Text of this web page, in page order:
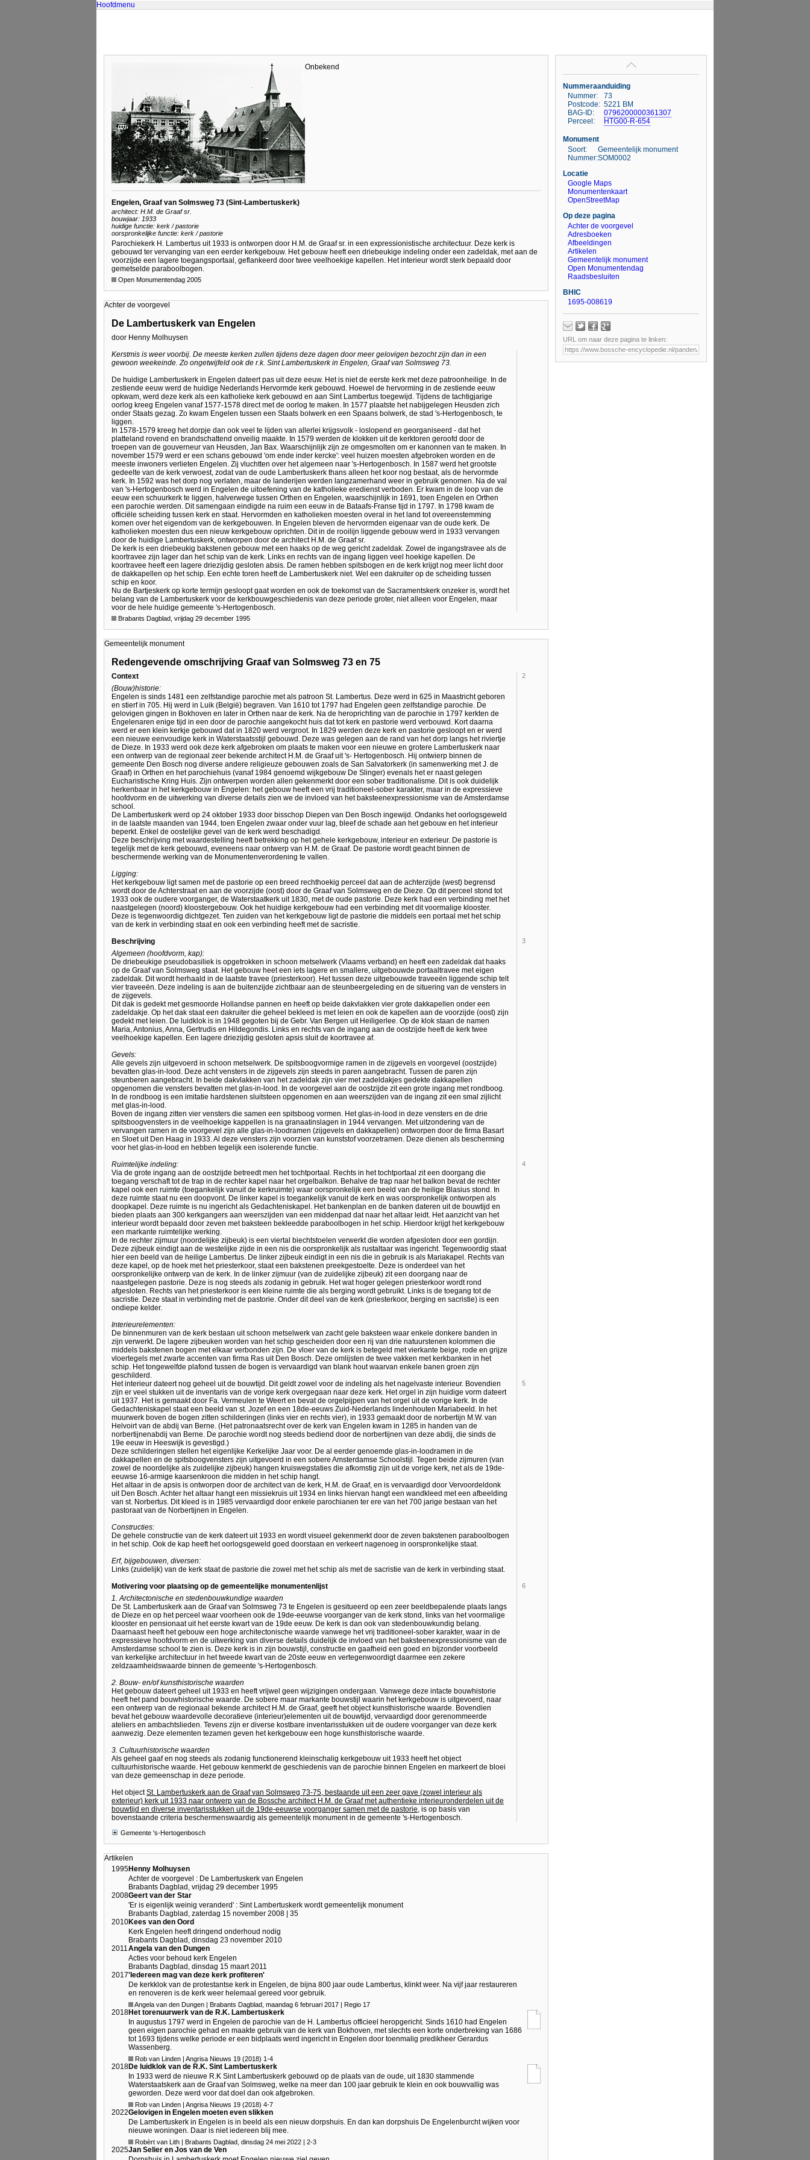
Hoofdmenu
Onbekend
Engelen, Graaf van Solmsweg 73 (Sint-Lambertuskerk)
architect: H.M. de Graaf sr.
bouwjaar: 1933
huidige functie: kerk / pastorie
oorspronkelijke functie: kerk / pastorie
Parochiekerk H. Lambertus uit 1933 is ontworpen door H.M. de Graaf sr. in een expressionistische architectuur. Deze kerk is
gebouwd ter vervanging van een eerder kerkgebouw. Het gebouw heeft een driebeukige indeling onder een zadeldak, met aan de
voorzijde een lagere toegangsportaal, geflankeerd door twee veelhoekige kapellen. Het interieur wordt sterk bepaald door
gemetselde paraboolbogen.
Open Monumentendag 2005
Achter de voorgevel
De Lambertuskerk van Engelen
door Henny Molhuysen
Kerstmis is weer voorbij. De meeste kerken zullen tijdens deze dagen door meer gelovigen bezocht zijn dan in een
gewoon weekeinde. Zo ongetwijfeld ook de r.k. Sint Lambertuskerk in Engelen, Graaf van Solmsweg 73.
De huidige Lambertuskerk in Engelen dateert pas uit deze eeuw. Het is niet de eerste kerk met deze patroonheilige. In de
zestiende eeuw werd de huidige Nederlands Hervormde kerk gebouwd. Hoewel de hervorming in de zestiende eeuw
opkwam, werd deze kerk als een katholieke kerk gebouwd en aan Sint Lambertus toegewijd. Tijdens de tachtigjarige
oorlog kreeg Engelen vanaf 1577-1578 direct met de oorlog te maken. In 1577 plaatste het nabijgelegen Heusden zich
onder Staats gezag. Zo kwam Engelen tussen een Staats bolwerk en een Spaans bolwerk, de stad 's-Hertogenbosch , te
liggen.
In 1578-1579 kreeg het dorpje dan ook veel te lijden van allerlei krijgsvolk - loslopend en georganiseerd - dat het
platteland rovend en brandschattend onveilig maakte. In 1579 werden de klokken uit de kerktoren geroofd door de
troepen van de gouverneur van Heusden, Jan Bax. Waarschijnlijk zijn ze omgesmolten om er kanonnen van te maken. In
november 1579 werd er een schans gebouwd 'om ende inder kercke': veel huizen moesten afgebroken worden en de
meeste inwoners verlieten Engelen. Zij vluchtten over het algemeen naar 's-Hertogenbosch. In 1587 werd het grootste
gedeelte van de kerk verwoest, zodat van de oude Lambertuskerk thans alleen het koor nog bestaat, als de hervormde
kerk. In 1592 was het dorp nog verlaten, maar de landerijen werden langzamerhand weer in gebruik genomen. Na de val
van 's-Hertogenbosch werd in Engelen de uitoefening van de katholieke eredienst verboden. Er kwam in de loop van de
eeuw een schuurkerk te liggen, halverwege tussen Orthen en Engelen, waarschijnlijk in 1691, toen Engelen en Orthen
een parochie werden. Dit samengaan eindigde na ruim een eeuw in de Bataafs-Franse tijd in 1797. In 1798 kwam de
officiële scheiding tussen kerk en staat. Hervormden en katholieken moesten overal in het land tot overeenstemming
komen over het eigendom van de kerkgebouwen. In Engelen bleven de hervormden eigenaar van de oude kerk. De
katholieken moesten dus een nieuw kerkgebouw oprichten. Dit in de rooilijn liggende gebouw werd in 1933 vervangen
door de huidige Lambertuskerk, ontworpen door de architect H.M. de Graaf sr.
De kerk is een driebeukig bakstenen gebouw met een haaks op de weg gericht zadeldak. Zowel de ingangstravee als de
koortravee zijn lager dan het schip van de kerk. Links en rechts van de ingang liggen veel hoekige kapellen. De
koortravee heeft een lagere driezijdig gesloten absis. De ramen hebben spitsbogen en de kerk krijgt nog meer licht door
de dakkapellen op het schip. Een echte toren heeft de Lambertuskerk niet. Wel een dakruiter op de scheiding tussen
schip en koor.
Nu de Bartjeskerk op korte termijn gesloopt gaat worden en ook de toekomst van de Sacramentskerk onzeker is, wordt het
belang van de Lambertuskerk voor de kerkbouwgeschiedenis van deze periode groter, niet alleen voor Engelen, maar
voor de hele huidige gemeente 's-Hertogenbosch.
Brabants Dagblad, vrijdag 29 december 1995
Gemeentelijk monument
Redengevende omschrijving Graaf van Solmsweg 73 en 75
Context
(Bouw)historie:
Engelen is sinds 1481 een zelfstandige parochie met als patroon St. Lambertus. Deze werd in 625 in Maastricht geboren
en stierf in 705. Hij werd in Luik (België) begraven. Van 1610 tot 1797 had Engelen geen zelfstandige parochie. De
gelovigen gingen in Bokhoven en later in Orthen naar de kerk. Na de heroprichting van de parochie in 1797 kerkten de
Engelenaren enige tijd in een door de parochie aangekocht huis dat tot kerk en pastorie werd verbouwd. Kort daarna
werd er een klein kerkje gebouwd dat in 1820 werd vergroot. In 1829 werden deze kerk en pastorie gesloopt en er werd
een nieuwe eenvoudige kerk in Waterstaatsstijl gebouwd. Deze was gelegen aan de rand van het dorp langs het riviertje
de Dieze. In 1933 werd ook deze kerk afgebroken om plaats te maken voor een nieuwe en grotere Lambertuskerk naar
een ontwerp van de regionaal zeer bekende architect H.M. de Graaf uit 's- Hertogenbosch. Hij ontwierp binnen de
gemeente Den Bosch nog diverse andere religieuze gebouwen zoals de San Salvatorkerk (in samenwerking met J. de
Graaf) in Orthen en het parochiehuis (vanaf 1984 genoemd wijkgebouw De Slinger) evenals het er naast gelegen
Eucharistische Kring Huis. Zijn ontwerpen worden allen gekenmerkt door een sober traditionalisme. Dit is ook duidelijk
herkenbaar in het kerkgebouw in Engelen: het gebouw heeft een vrij traditioneel-sober karakter, maar in de expressieve
hoofdvorm en de uitwerking van diverse details zien we de invloed van het baksteenexpressionisme van de Amsterdamse
school.
De Lambertuskerk werd op 24 oktober 1933 door bisschop Diepen van Den Bosch ingewijd. Ondanks het oorlogsgeweld
in de laatste maanden van 1944, toen Engelen zwaar onder vuur lag, bleef de schade aan het gebouw en het interieur
beperkt. Enkel de oostelijke gevel van de kerk werd beschadigd.
Deze beschrijving met waardestelling heeft betrekking op het gehele kerkgebouw, interieur en exterieur. De pastorie is
tegelijk met de kerk gebouwd, eveneens naar ontwerp van H.M. de Graaf. De pastorie wordt geacht binnen de
beschermende werking van de Monumentenverordening te vallen.
Ligging:
Het kerkgebouw ligt samen met de pastorie op een breed rechthoekig perceel dat aan de achterzijde (west) begrensd
wordt door de Achterstraat en aan de voorzijde (oost) door de Graaf van Solmsweg en de Dieze. Op dit perceel stond tot
1933 ook de oudere voorganger, de Waterstaatkerk uit 1830, met de oude pastorie. Deze kerk had een verbinding met het
naastgelegen (noord) kloostergebouw. Ook het huidige kerkgebouw had een verbinding met dit voormalige klooster.
Deze is tegenwoordig dichtgezet. Ten zuiden van het kerkgebouw ligt de pastorie die middels een portaal met het schip
van de kerk in verbinding staat en ook een verbinding heeft met de sacristie.
2
Beschrijving
Algemeen (hoofdvorm, kap):
De driebeukige pseudobasiliek is opgetrokken in schoon metselwerk (Vlaams verband) en heeft een zadeldak dat haaks
op de Graaf van Solmsweg staat. Het gebouw heet een iets lagere en smallere, uitgebouwde portaaltravee met eigen
zadeldak. Dit wordt herhaald in de laatste travee (priesterkoor). Het tussen deze uitgebouwde traveeën liggende schip telt
vier traveeën. Deze indeling is aan de buitenzijde zichtbaar aan de steunbeergeleding en de situering van de vensters in
de zijgevels.
Dit dak is gedekt met gesmoorde Hollandse pannen en heeft op beide dakvlakken vier grote dakkapellen onder een
zadeldakje. Op het dak staat een dakruiter die geheel bekleed is met leien en ook de kapellen aan de voorzijde (oost) zijn
gedekt met leien. De luidklok is in 1948 gegoten bij de Gebr. Van Bergen uit Heiligerlee. Op de klok staan de namen
Maria, Antonius, Anna, Gertrudis en Hildegondis. Links en rechts van de ingang aan de oostzijde heeft de kerk twee
veelhoekige kapellen. Een lagere driezijdig gesloten apsis sluit de koortravee af.
Gevels:
Alle gevels zijn uitgevoerd in schoon metselwerk. De spitsboogvormige ramen in de zijgevels en voorgevel (oostzijde)
bevatten glas-in-lood. Deze acht vensters in de zijgevels zijn steeds in paren aangebracht. Tussen de paren zijn
steunberen aangebracht. In beide dakvlakken van het zadeldak zijn vier met zadeldakjes gedekte dakkapellen
opgenomen die vensters bevatten met glas-in-lood. In de voorgevel aan de oostzijde zit een grote ingang met rondboog.
In de rondboog is een imitatie hardstenen sluitsteen opgenomen en aan weerszijden van de ingang zit een smal zijlicht
met glas-in-lood.
Boven de ingang zitten vier vensters die samen een spitsboog vormen. Het glas-in-lood in deze vensters en de drie
spitsboogvensters in de veelhoekige kappellen is na granaatinslagen in 1944 vervangen. Met uitzondering van de
vervangen ramen in de voorgevel zijn alle glas-in-loodramen (zijgevels en dakkapellen) ontworpen door de firma Basart
en Sloet uit Den Haag in 1933. Al deze vensters zijn voorzien van kunststof voorzetramen. Deze dienen als bescherming
voor het glas-in-lood en hebben tegelijk een isolerende functie.
3
Ruimtelijke indeling:
Via de grote ingang aan de oostzijde betreedt men het tochtportaal. Rechts in het tochtportaal zit een doorgang die
toegang verschaft tot de trap in de rechter kapel naar het orgelbalkon. Behalve de trap naar het balkon bevat de rechter
kapel ook een ruimte (toegankelijk vanuit de kerkruimte) waar oorspronkelijk een beeld van de heilige Blasius stond. In
deze ruimte staat nu een doopvont. De linker kapel is toegankelijk vanuit de kerk en was oorspronkelijk ontworpen als
doopkapel. Deze ruimte is nu ingericht als Gedachteniskapel. Het bankenplan en de banken dateren uit de bouwtijd en
bieden plaats aan 300 kerkgangers aan weerszijden van een middenpad dat naar het altaar leidt. Het aanzicht van het
interieur wordt bepaald door zeven met baksteen bekleedde paraboolbogen in het schip. Hierdoor krijgt het kerkgebouw
een markante ruimtelijke werking.
In de rechter zijmuur (noordelijke zijbeuk) is een viertal biechtstoelen verwerkt die worden afgesloten door een gordijn.
Deze zijbeuk eindigt aan de westelijke zijde in een nis die oorspronkelijk als rustaltaar was ingericht. Tegenwoordig staat
hier een beeld van de heilige Lambertus. De linker zijbeuk eindigt in een nis die in gebruik is als Mariakapel. Rechts van
deze kapel, op de hoek met het priesterkoor, staat een bakstenen preekgestoelte. Deze is onderdeel van het
oorspronkelijke ontwerp van de kerk. In de linker zijmuur (van de zuidelijke zijbeuk) zit een doorgang naar de
naastgelegen pastorie. Deze is nog steeds als zodanig in gebruik. Het wat hoger gelegen priesterkoor wordt rond
afgesloten. Rechts van het priesterkoor is een kleine ruimte die als berging wordt gebruikt. Links is de toegang tot de
sacristie. Deze staat in verbinding met de pastorie. Onder dit deel van de kerk (priesterkoor, berging en sacristie) is een
ondiepe kelder.
Interieurelementen:
De binnenmuren van de kerk bestaan uit schoon metselwerk van zacht gele baksteen waar enkele donkere banden in
zijn verwerkt. De lagere zijbeuken worden van het schip gescheiden door een rij van drie natuurstenen kolommen die
middels bakstenen bogen met elkaar verbonden zijn. De vloer van de kerk is betegeld met vierkante beige, rode en grijze
vloertegels met zwarte accenten van firma Ras uit Den Bosch. Deze omlijsten de twee vakken met kerkbanken in het
schip. Het tongewelfde plafond tussen de bogen is vervaardigd van blank hout waarvan enkele banen groen zijn
geschilderd.
4
Het interieur dateert nog geheel uit de bouwtijd. Dit geldt zowel voor de indeling als het nagelvaste interieur. Bovendien
zijn er veel stukken uit de inventaris van de vorige kerk overgegaan naar deze kerk. Het orgel in zijn huidige vorm dateert
uit 1937. Het is gemaakt door Fa. Vermeulen te Weert en bevat de orgelpijpen van het orgel uit de vorige kerk. In de
Gedachteniskapel staat een beeld van st. Jozef en een 18de-eeuws Zuid-Nederlands lindenhouten Mariabeeld. In het
muurwerk boven de bogen zitten schilderingen (links vier en rechts vier), in 1933 gemaakt door de norbertijn M.W. van
Helvoirt van de abdij van Berne. (Het patronaatsrecht over de kerk van Engelen kwam in 1285 in handen van de
norbertijnenabdij van Berne. De parochie wordt nog steeds bediend door de norbertijnen van deze abdij, die sinds de
19e eeuw in Heeswijk is gevestigd.)
Deze schilderingen stellen het eigenlijke Kerkelijke Jaar voor. De al eerder genoemde glas-in-loodramen in de
dakkapellen en de spitsboogvensters zijn uitgevoerd in een sobere Amsterdamse Schoolstijl. Tegen beide zijmuren (van
zowel de noordelijke als zuidelijke zijbeuk) hangen kruiswegstaties die afkomstig zijn uit de vorige kerk, net als de 19de-
eeuwse 16-armige kaarsenkroon die midden in het schip hangt.
Het altaar in de apsis is ontworpen door de architect van de kerk, H.M. de Graaf, en is vervaardigd door Vervoordeldonk
uit Den Bosch. Achter het altaar hangt een missiekruis uit 1934 en links hiervan hangt een wandkleed met een afbeelding
van st. Norbertus. Dit kleed is in 1985 vervaardigd door enkele parochianen ter ere van het 700 jarige bestaan van het
pastoraat van de Norbertijnen in Engelen.
Constructies:
De gehele constructie van de kerk dateert uit 1933 en wordt visueel gekenmerkt door de zeven bakstenen paraboolbogen
in het schip. Ook de kap heeft het oorlogsgeweld goed doorstaan en verkeert nagenoeg in oorspronkelijke staat.
Erf, bijgebouwen, diversen:
Links (zuidelijk) van de kerk staat de pastorie die zowel met het schip als met de sacristie van de kerk in verbinding staat.
5
Motivering voor plaatsing op de gemeentelijke monumentenlijst
1. Architectonische en stedenbouwkundige waarden
De St. Lambertuskerk aan de Graaf van Solmsweg 73 te Engelen is gesitueerd op een zeer beeldbepalende plaats langs
de Dieze en op het perceel waar voorheen ook de 19de-eeuwse voorganger van de kerk stond, links van het voormalige
klooster en pensionaat uit het eerste kwart van de 19de eeuw. De kerk is dan ook van stedenbouwkundig belang.
Daarnaast heeft het gebouw een hoge architectonische waarde vanwege het vrij traditioneel-sober karakter, waar in de
expressieve hoofdvorm en de uitwerking van diverse details duidelijk de invloed van het baksteenexpressionisme van de
Amsterdamse school te zien is. Deze kerk is in zijn bouwstijl, constructie en gaafheid een goed en bijzonder voorbeeld
van kerkelijke architectuur in het tweede kwart van de 20ste eeuw en vertegenwoordigt daarmee een zekere
zeldzaamheidswaarde binnen de gemeente 's-Hertogenbosch.
2. Bouw- en/of kunsthistorische waarden
Het gebouw dateert geheel uit 1933 en heeft vrijwel geen wijzigingen ondergaan. Vanwege deze intacte bouwhistorie
heeft het pand bouwhistorische waarde. De sobere maar markante bouwstijl waarin het kerkgebouw is uitgevoerd, naar
een ontwerp van de regionaal bekende architect H.M. de Graaf, geeft het object kunsthistorische waarde. Bovendien
bevat het gebouw waardevolle decoratieve (interieur)elementen uit de bouwtijd, vervaardigd door gerenommeerde
ateliers en ambachtslieden. Tevens zijn er diverse kostbare inventarisstukken uit de oudere voorganger van deze kerk
aanwezig. Deze elementen tezamen geven het kerkgebouw een hoge kunsthistorische waarde.
3. Cultuurhistorische waarden
Als geheel gaaf en nog steeds als zodanig functionerend kleinschalig kerkgebouw uit 1933 heeft het object
cultuurhistorische waarde. Het gebouw kenmerkt de geschiedenis van de parochie binnen Engelen en markeert de bloei
van deze gemeenschap in deze periode.
Het objectSt. Lambertuskerk aan de Graaf van Solmsweg 73-75, bestaande uit een zeer gave (zowel interieur als
exterieur) kerk uit 1933 naar ontwerp van de Bossche architect H.M. de Graaf met authentieke interieuronderdelen uit de
bouwtijd en diverse inventarisstukken uit de 19de-eeuwse voorganger samen met de pastorie, is op basis van
bovenstaande criteria beschermenswaardig als gemeentelijk monument in de gemeente 's-Hertogenbosch.
6
Gemeente 's-Hertogenbosch
Artikelen
1995Henny Molhuysen
Achter de voorgevel : De Lambertuskerk van Engelen
Brabants Dagblad, vrijdag 29 december 1995
2008Geert van der Star
'Er is eigenlijk weinig veranderd' : Sint Lambertuskerk wordt gemeentelijk monument
Brabants Dagblad, zaterdag 15 november 2008 | 35
2010Kees van den Oord
Kerk Engelen heeft dringend onderhoud nodig
Brabants Dagblad, dinsdag 23 november 2010
2011Angela van den Dungen
Acties voor behoud kerk Engelen
Brabants Dagblad, dinsdag 15 maart 2011
2017'Iedereen mag van deze kerk profiteren'
De kerkklok van de protestantse kerk in Engelen, de bijna 800 jaar oude Lambertus, klinkt weer. Na vijf jaar restaureren
en renoveren is de kerk weer helemaal gereed voor gebruik.
Angela van den Dungen | Brabants Dagblad, maandag 6 februari 2017 | Regio 17
2018Het torenuurwerk van de R.K. Lambertuskerk
In augustus 1797 werd in Engelen de parochie van de H. Lambertus officieel heropgericht. Sinds 1610 had Engelen
geen eigen parochie gehad en maakte gebruik van de kerk van Bokhoven, met slechts een korte onderbreking van 1686
tot 1693 tijdens welke periode er een bidplaats werd ingericht in Engelen door toenmalig predikheer Gerardus
Wassenberg.
Rob van Linden | Angrisa Nieuws 19 (2018) 1-4
2018De luidklok van de R.K. Sint Lambertuskerk
In 1933 werd de nieuwe R.K Sint Lambertuskerk gebouwd op de plaats van de oude, uit 1830 stammende
Waterstaatskerk aan de Graaf van Solmsweg, welke na meer dan 100 jaar gebruik te klein en ook bouwvallig was
geworden. Deze werd voor dat doel dan ook afgebroken.
Rob van Linden | Angrisa Nieuws 19 (2018) 4-7
2022Gelovigen in Engelen moeten even slikken
De Lambertuskerk in Engelen is in beeld als een nieuw dorpshuis. En dan kan dorpshuis De Engelenburcht wijken voor
nieuwe woningen. Daar is niet iedereen blij mee.
Robèrt van Lith | Brabants Dagblad, dinsdag 24 mei 2022 | 2-3
2025Jan Selier en Jos van de Ven
Nummeraanduiding
Nummer:
73
Postcode: 5221 BM
BAG-ID:
0796200000361307
Perceel:
HTG00-R-654
Monument
Soort:
Gemeentelijk monument
Nummer:SOM0002
Locatie
Google Maps
Monumentenkaart
OpenStreetMap
Op deze pagina
Achter de voorgevel
Adresboeken
Afbeeldingen
Artikelen
Gemeentelijk monument
Open Monumentendag
Raadsbesluiten
BHIC
1695-008619
URL om naar deze pagina te linken: